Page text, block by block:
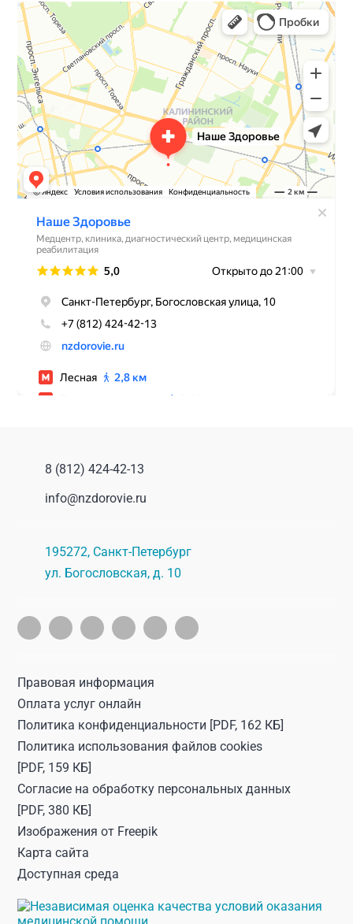
8 (812) 424-42-13
info@nzdorovie.ru
195272, Санкт-Петербург
ул. Богословская, д. 10
Правовая информация
Оплата услуг онлайн
Политика конфиденциальности [PDF, 162 КБ]
Политика использования файлов cookies
[PDF, 159 КБ]
Согласие на обработку персональных данных
[PDF, 380 КБ]
Изображения от Freepik
Карта сайта
Доступная среда